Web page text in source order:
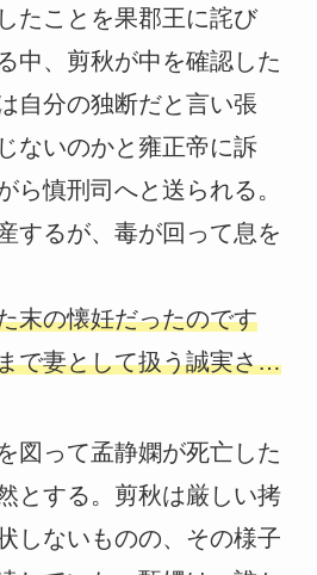
たことを果郡王に詫び
中、剪秋が中を確認した
自分の独断だと言い張
ないのかと雍正帝に訴
ら慎刑司へと送られる。
するが、毒が回って息を
末の懐妊だったのです
で妻として扱う誠実さ…
図って孟静嫻が死亡した
とする。剪秋は厳しい拷
しないものの、その様子